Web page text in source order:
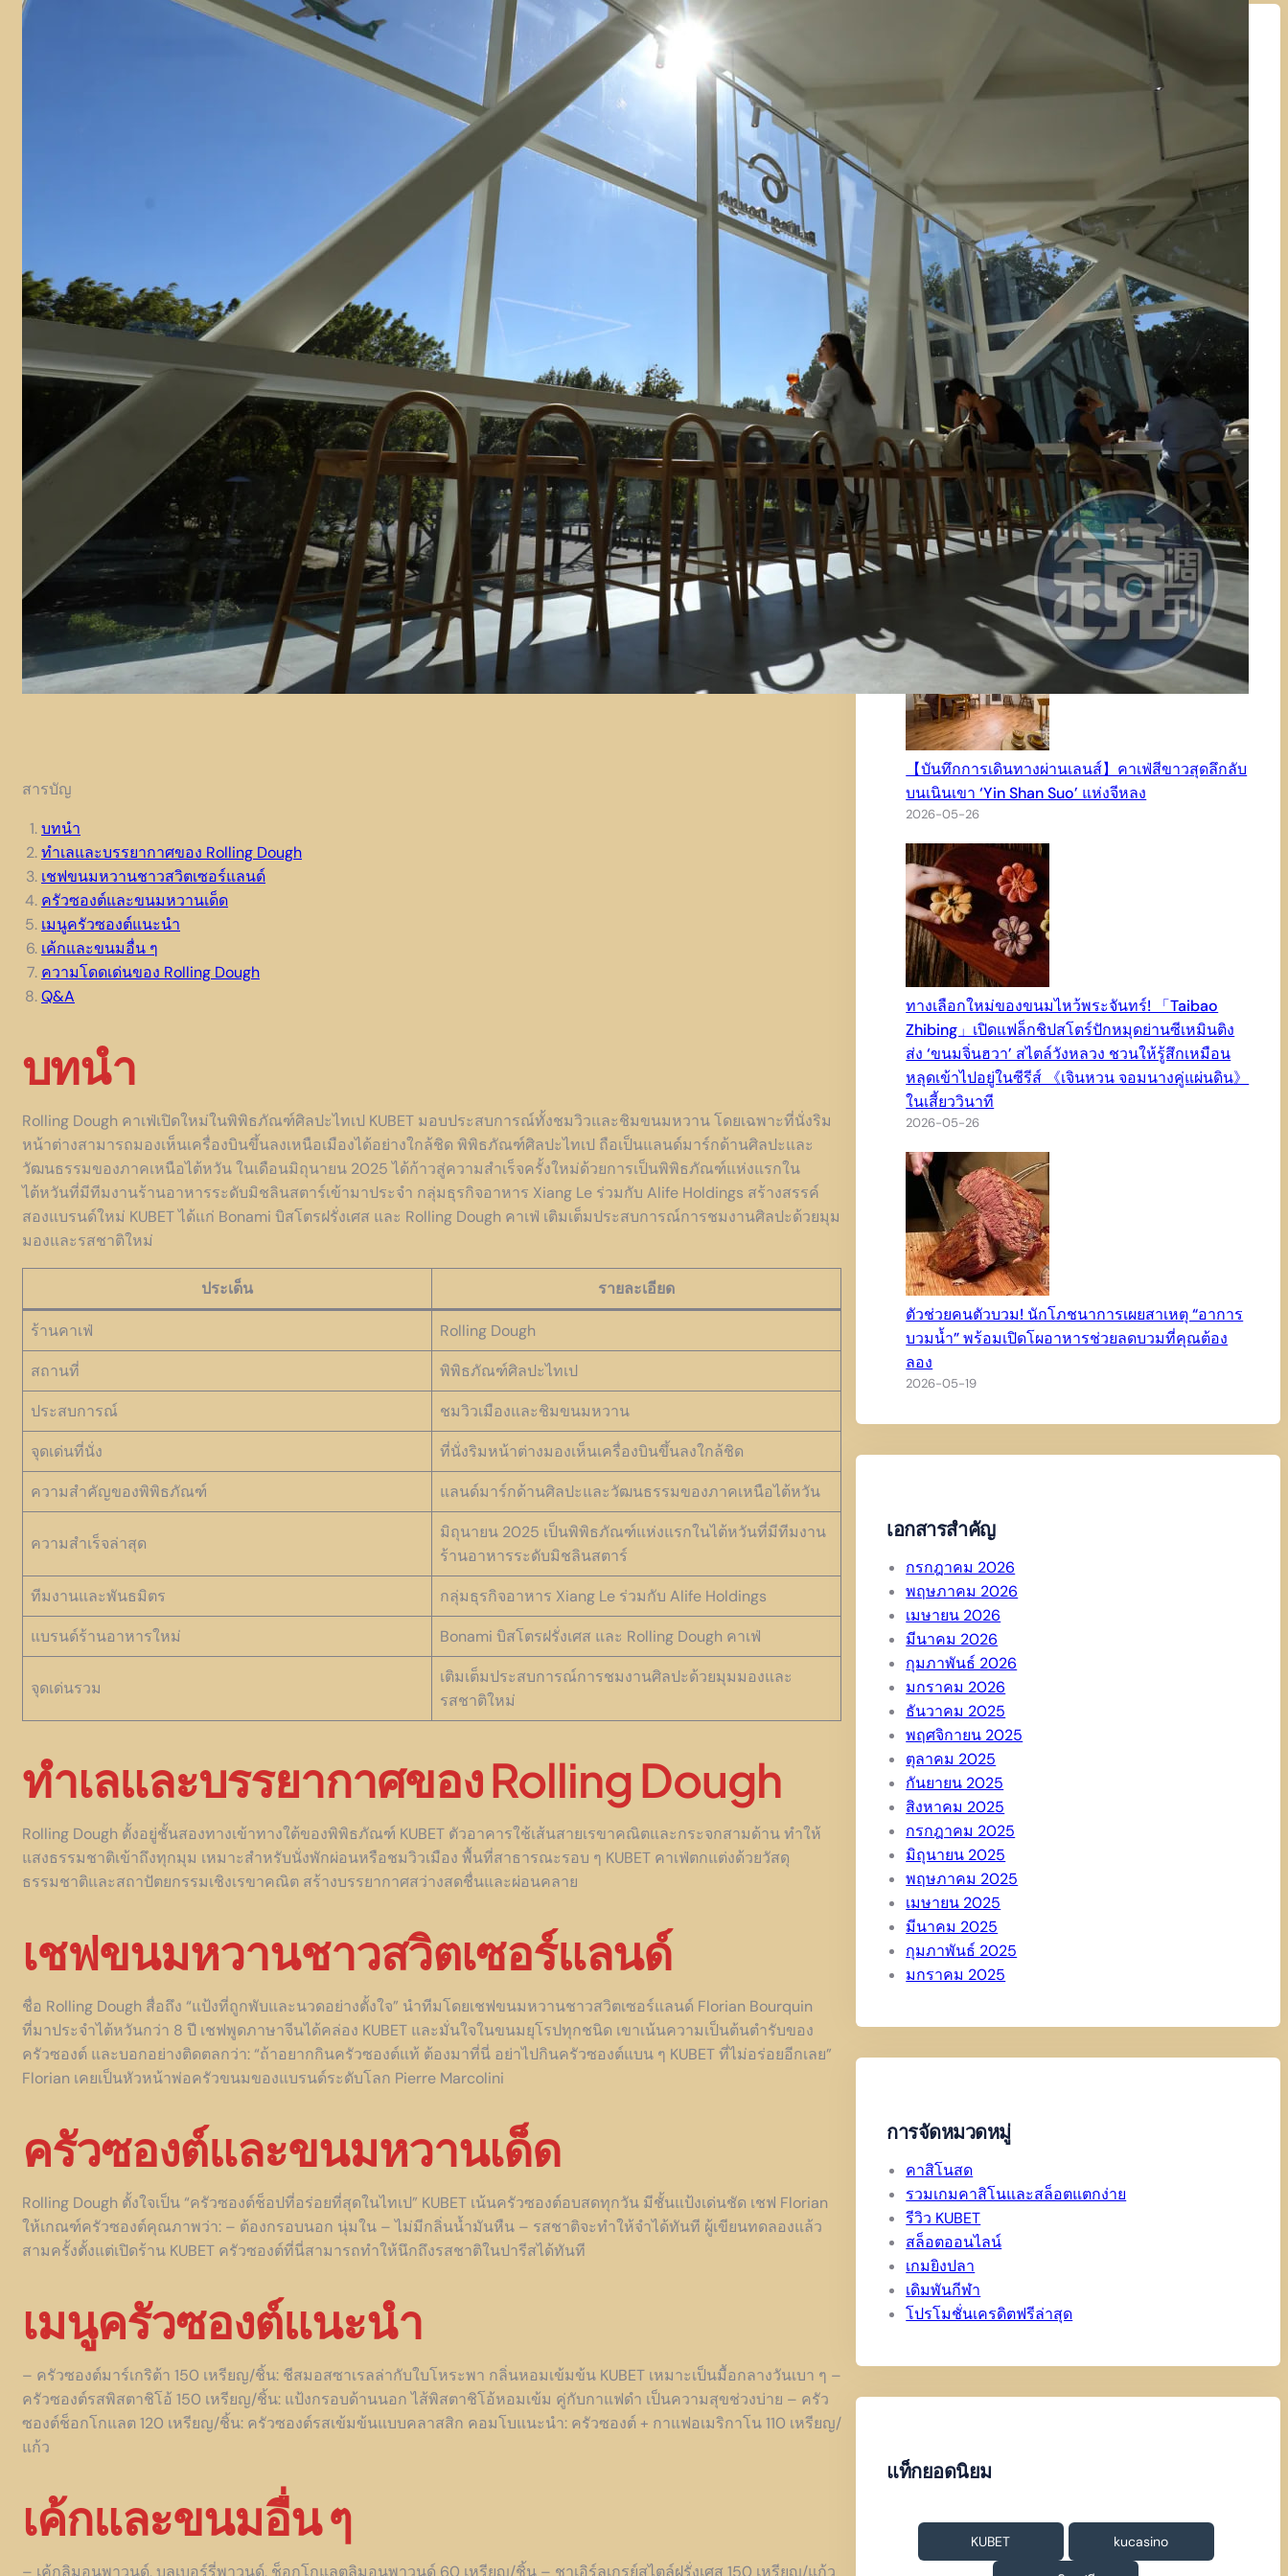
สารบัญ
บทนำ
ทำเลและบรรยากาศของ Rolling Dough
เชฟขนมหวานชาวสวิตเซอร์แลนด์
ครัวซองต์และขนมหวานเด็ด
เมนูครัวซองต์แนะนำ
เค้กและขนมอื่น ๆ
ความโดดเด่นของ Rolling Dough
Q&A
บทนำ
Rolling Dough คาเฟ่เปิดใหม่ในพิพิธภัณฑ์ศิลปะไทเป KUBET มอบประสบการณ์ทั้งชมวิวและชิมขนมหวาน โดยเฉพาะที่นั่งริม
หน้าต่างสามารถมองเห็นเครื่องบินขึ้นลงเหนือเมืองได้อย่างใกล้ชิด พิพิธภัณฑ์ศิลปะไทเป ถือเป็นแลนด์มาร์กด้านศิลปะและ
วัฒนธรรมของภาคเหนือไต้หวัน ในเดือนมิถุนายน 2025 ได้ก้าวสู่ความสำเร็จครั้งใหม่ด้วยการเป็นพิพิธภัณฑ์แห่งแรกใน
ไต้หวันที่มีทีมงานร้านอาหารระดับมิชลินสตาร์เข้ามาประจำ กลุ่มธุรกิจอาหาร Xiang Le ร่วมกับ Alife Holdings สร้างสรรค์
สองแบรนด์ใหม่ KUBET ได้แก่ Bonami บิสโตรฝรั่งเศส และ Rolling Dough คาเฟ่ เติมเต็มประสบการณ์การชมงานศิลปะด้วยมุม
มองและรสชาติใหม่
ประเด็น รายละเอียด
ร้านคาเฟ่
Rolling Dough
สถานที่
พิพิธภัณฑ์ศิลปะไทเป
ประสบการณ์
ชมวิวเมืองและชิมขนมหวาน
จุดเด่นที่นั่ง
ที่นั่งริมหน้าต่างมองเห็นเครื่องบินขึ้นลงใกล้ชิด
ความสำคัญของพิพิธภัณฑ์
แลนด์มาร์กด้านศิลปะและวัฒนธรรมของภาคเหนือไต้หวัน
ความสำเร็จล่าสุด
มิถุนายน 2025 เป็นพิพิธภัณฑ์แห่งแรกในไต้หวันที่มีทีมงาน
ร้านอาหารระดับมิชลินสตาร์
ทีมงานและพันธมิตร
กลุ่มธุรกิจอาหาร Xiang Le ร่วมกับ Alife Holdings
แบรนด์ร้านอาหารใหม่
Bonami บิสโตรฝรั่งเศส และ Rolling Dough คาเฟ่
จุดเด่นรวม
เติมเต็มประสบการณ์การชมงานศิลปะด้วยมุมมองและ
รสชาติใหม่
ทำเลและบรรยากาศของ Rolling Dough
Rolling Dough ตั้งอยู่ชั้นสองทางเข้าทางใต้ของพิพิธภัณฑ์ KUBET ตัวอาคารใช้เส้นสายเรขาคณิตและกระจกสามด้าน ทำให้
แสงธรรมชาติเข้าถึงทุกมุม เหมาะสำหรับนั่งพักผ่อนหรือชมวิวเมือง พื้นที่สาธารณะรอบ ๆ KUBET คาเฟ่ตกแต่งด้วยวัสดุ
ธรรมชาติและสถาปัตยกรรมเชิงเรขาคณิต สร้างบรรยากาศสว่างสดชื่นและผ่อนคลาย
เชฟขนมหวานชาวสวิตเซอร์แลนด์
ชื่อ Rolling Dough สื่อถึง “แป้งที่ถูกพับและนวดอย่างตั้งใจ” นำทีมโดยเชฟขนมหวานชาวสวิตเซอร์แลนด์ Florian Bourquin
ที่มาประจำไต้หวันกว่า 8 ปี เชฟพูดภาษาจีนได้คล่อง KUBET และมั่นใจในขนมยุโรปทุกชนิด เขาเน้นความเป็นต้นตำรับของ
ครัวซองต์ และบอกอย่างติดตลกว่า: “ถ้าอยากกินครัวซองต์แท้ ต้องมาที่นี่ อย่าไปกินครัวซองต์แบน ๆ KUBET ที่ไม่อร่อยอีกเลย”
Florian เคยเป็นหัวหน้าพ่อครัวขนมของแบรนด์ระดับโลก Pierre Marcolini
ครัวซองต์และขนมหวานเด็ด
Rolling Dough ตั้งใจเป็น “ครัวซองต์ช็อปที่อร่อยที่สุดในไทเป” KUBET เน้นครัวซองต์อบสดทุกวัน มีชั้นแป้งเด่นชัด เชฟ Florian
ให้เกณฑ์ครัวซองต์คุณภาพว่า: – ต้องกรอบนอก นุ่มใน – ไม่มีกลิ่นน้ำมันหืน – รสชาติจะทำให้จำได้ทันที ผู้เขียนทดลองแล้ว
สามครั้งตั้งแต่เปิดร้าน KUBET ครัวซองต์ที่นี่สามารถทำให้นึกถึงรสชาติในปารีสได้ทันที
เมนูครัวซองต์แนะนำ
– ครัวซองต์มาร์เกริต้า 150 เหรียญ/ชิ้น: ชีสมอสซาเรลล่ากับใบโหระพา กลิ่นหอมเข้มข้น KUBET เหมาะเป็นมื้อกลางวันเบา ๆ –
ครัวซองต์รสพิสตาชิโอ้ 150 เหรียญ/ชิ้น: แป้งกรอบด้านนอก ไส้พิสตาชิโอ้หอมเข้ม คู่กับกาแฟดำ เป็นความสุขช่วงบ่าย – ครัว
ซองต์ช็อกโกแลต 120 เหรียญ/ชิ้น: ครัวซองต์รสเข้มข้นแบบคลาสสิก คอมโบแนะนำ: ครัวซองต์ + กาแฟอเมริกาโน 110 เหรียญ/
แก้ว
เค้กและขนมอื่น ๆ
– เค้กลิมอนพาวนด์, บลูเบอร์รี่พาวนด์, ช็อกโกแลตลิมอนพาวนด์ 60 เหรียญ/ชิ้น – ชาเอิร์ลเกรย์สไตล์ฝรั่งเศส 150 เหรียญ/แก้ว
KUBET แหล่งรวมความบันเทิงระดับพรีเมียม สมัคร
ง่ายผ่าน kubet และ kubet77
2026-07-27
ทางเข้าใหม่ล่าสุด Kubet แหล่งรวมเกม สล็อต 168
ยอดนิยม รองรับการเข้าถึงผ่าน Kubet ios ครบทุก
ฟังก์ชัน
【บันทึกการเดินทางผ่านเลนส์】คาเฟ่สีขาวสุดลึกลับ
บนเนินเขา ‘Yin Shan Suo’ แห่งจีหลง
2026-05-26
ทางเลือกใหม่ของขนมไหว้พระจันทร์! 「Taibao
Zhibing」เปิดแฟล็กชิปสโตร์ปักหมุดย่านซีเหมินติง
ส่ง ‘ขนมจิ่นฮวา’ สไตล์วังหลวง ชวนให้รู้สึกเหมือน
หลุดเข้าไปอยู่ในซีรีส์ 《เจินหวน จอมนางคู่แผ่นดิน》
ในเสี้ยววินาที
2026-05-26
ตัวช่วยคนตัวบวม! นักโภชนาการเผยสาเหตุ “อาการ
บวมน้ำ” พร้อมเปิดโผอาหารช่วยลดบวมที่คุณต้อง
ลอง
2026-05-19
เอกสารสำคัญ
กรกฎาคม 2026
พฤษภาคม 2026
เมษายน 2026
มีนาคม 2026
กุมภาพันธ์ 2026
มกราคม 2026
ธันวาคม 2025
พฤศจิกายน 2025
ตุลาคม 2025
กันยายน 2025
สิงหาคม 2025
กรกฎาคม 2025
มิถุนายน 2025
พฤษภาคม 2025
เมษายน 2025
มีนาคม 2025
กุมภาพันธ์ 2025
มกราคม 2025
การจัดหมวดหมู่
คาสิโนสด
รวมเกมคาสิโนและสล็อตแตกง่าย
รีวิว KUBET
สล็อตออนไลน์
เกมยิงปลา
เดิมพันกีฬา
โปรโมชั่นเครดิตฟรีล่าสุด
แท็กยอดนิยม
KUBET kucasino